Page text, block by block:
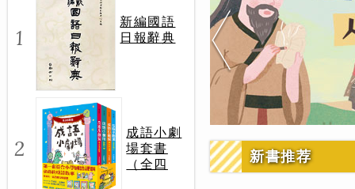
1
新編國語
日報辭典
2
成語小劇
場套書
（全四
新書推荐